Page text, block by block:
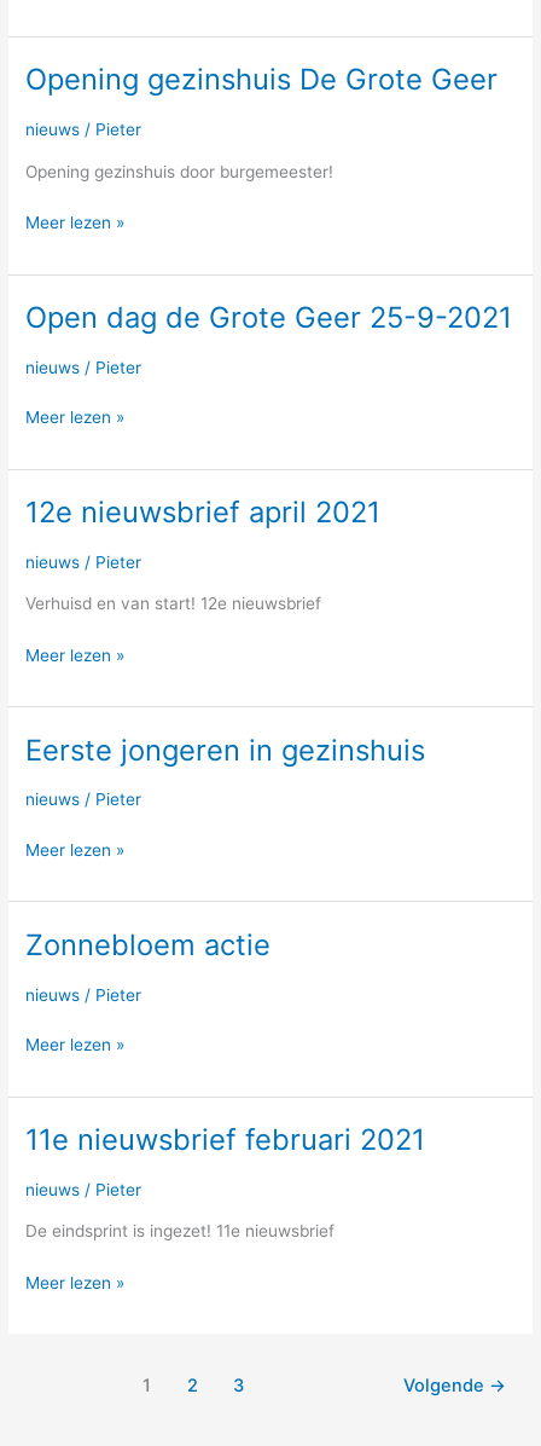
Opening gezinshuis De Grote Geer
nieuws / Pieter
Opening gezinshuis door burgemeester!
Opening
gezinshuis
De
Geer
Meer lezen »
Open dag de Grote Geer 25-9-2021
nieuws / Pieter
Open
dag
de
Geer
9-
2021
Meer lezen »
12e nieuwsbrief april 2021
nieuws / Pieter
Verhuisd en van start! 12e nieuwsbrief
12e
april
Meer lezen »
Eerste jongeren in gezinshuis
nieuws / Pieter
Eerste
in
Meer lezen »
Zonnebloem actie
nieuws / Pieter
Zonnebloem
Meer lezen »
11e nieuwsbrief februari 2021
nieuws / Pieter
De eindsprint is ingezet! 11e nieuwsbrief
11e
februari
Meer lezen »
1 2 3 Volgende →